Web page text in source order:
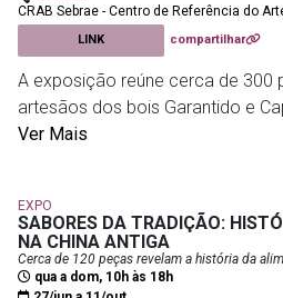
Nelson Rodrigues, revitalizadas e
programação da CAIXA Cultural.
Caixa Cultural - Teatro Nelson
Paraguai, 230 – Centro
CRAB Sebrae - Centro de Referência do
LINK compartilhar
A exposição reúne cerca de 300
artesãos dos bois Garantido e
riqueza artística do Festival de
esculturas em tamanho real de
maquetes do processo criativo
núcleo dedicado à economia
Ver Mais
EXPO
SABORES DA TRADIÇÃO:
NA CHINA ANTIGA
Cerca de 120 peças revelam a história da
qua a dom, 10h às 18h